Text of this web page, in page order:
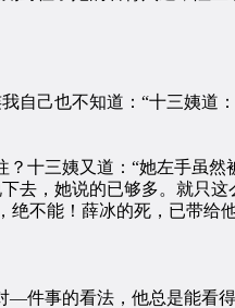
己也不知道：“十三姨道
三姨又道：“她左手虽然
，她说的已够多。就只这
不能！薛冰的死，已带给他
事的看法，他总是能看得